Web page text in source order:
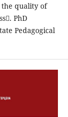
the quality of
PhD
Pedagogical